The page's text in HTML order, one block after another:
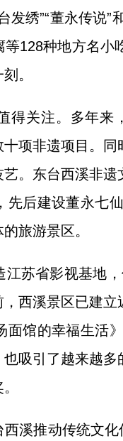
发绣”“董永传说
128种地方名
。
得关注。多年
项非遗项目。
。东台西溪非
先后建设董永七
旅游景区。
苏省影视基地
西溪景区已建
面馆的幸福生活
吸引了越来越
溪推动传统文化